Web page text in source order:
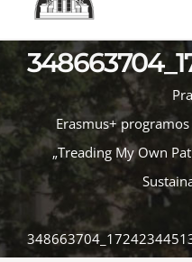
Erasmus+
„Treading My Own